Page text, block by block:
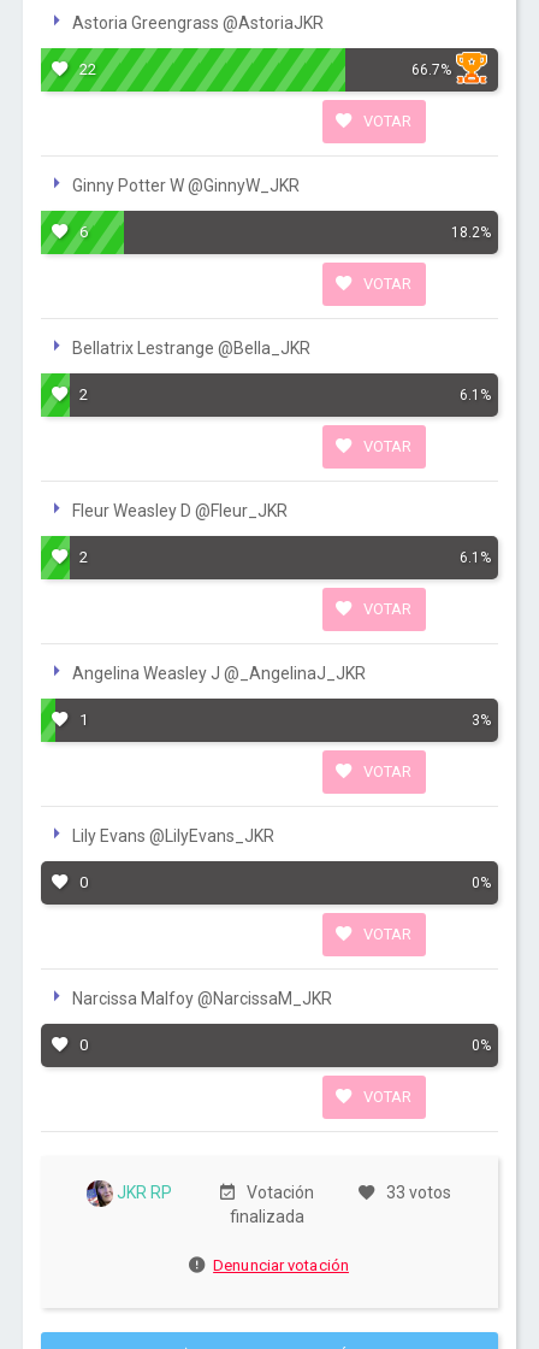
Astoria Greengrass @AstoriaJKR
22 66.7%
VOTAR
Ginny Potter W @GinnyW_JKR
6 18.2%
VOTAR
Bellatrix Lestrange @Bella_JKR
2 6.1%
VOTAR
Fleur Weasley D @Fleur_JKR
2 6.1%
VOTAR
Angelina Weasley J @_AngelinaJ_JKR
1 3%
VOTAR
Lily Evans @LilyEvans_JKR
0 0%
VOTAR
Narcissa Malfoy @NarcissaM_JKR
0 0%
VOTAR
JKR RP
Votación
finalizada
33 votos
Denunciar votación